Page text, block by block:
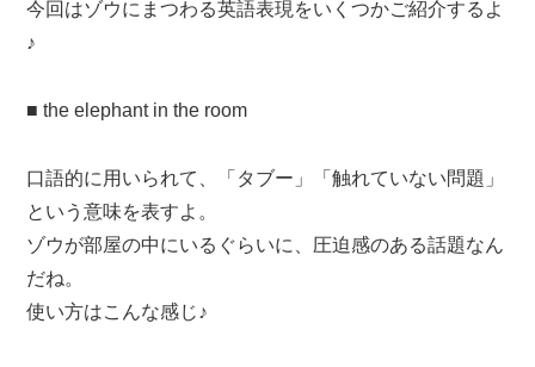
今回はゾウにまつわる英語表現をいくつかご紹介するよ
♪
■ the elephant in the room
口語的に用いられて、「タブー」「触れていない問題」
という意味を表すよ。
ゾウが部屋の中にいるぐらいに、圧迫感のある話題なん
だね。
使い方はこんな感じ♪